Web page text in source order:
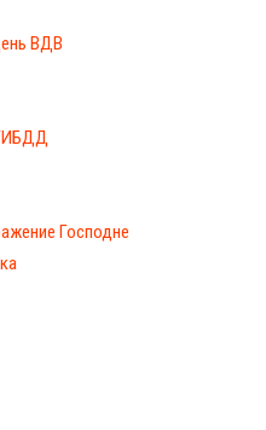
ВДВ
Господне